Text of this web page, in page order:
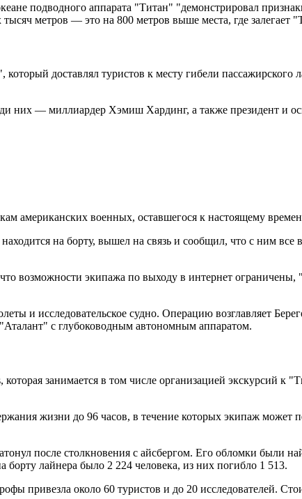
подводного аппарата "Титан" "демонстрировал
метров — это на 800 метров выше места, где залегает
доставлял туристов к месту гибели пассажирского
них — миллиардер Хэмиш Хардинг, а также президент и
американских военных, оставшегося к настоящему
на борту, вышел на связь и сообщил, что с ним все
возможности экипажа по выходу в интернет
и исследовательское судно. Операцию возглавляет
с глубоководным автономным аппаратом.
занимается в том числе организацией экскурсий к
жизни до 96 часов, в течение которых экипаж может
после столкновения с айсбергом. Его обломки были
лайнера было 2 224 человека, из них погибло 1 513.
привезла около 60 туристов и до 20 исследователей.